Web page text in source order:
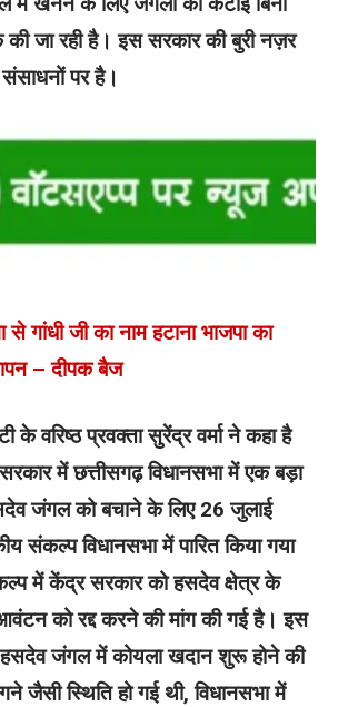
की जा रही है। इस सरकार की बुरी नज़र
पर है।
से गांधी जी का नाम हटाना भाजपा का
– दीपक बैज
वरिष्ठ प्रवक्ता सुरेंद्र वर्मा ने कहा है
में छत्तीसगढ़ विधानसभा में एक बड़ा
जंगल को बचाने के लिए 26 जुलाई
संकल्प विधानसभा में पारित किया गया
में केंद्र सरकार को हसदेव क्षेत्र के
को रद्द करने की मांग की गई है। इस
जंगल में कोयला खदान शुरू होने की
जैसी स्थिति हो गई थी, विधानसभा में